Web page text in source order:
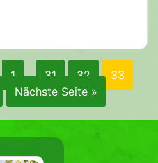
1 … 31 32
33
Nächste Seite »